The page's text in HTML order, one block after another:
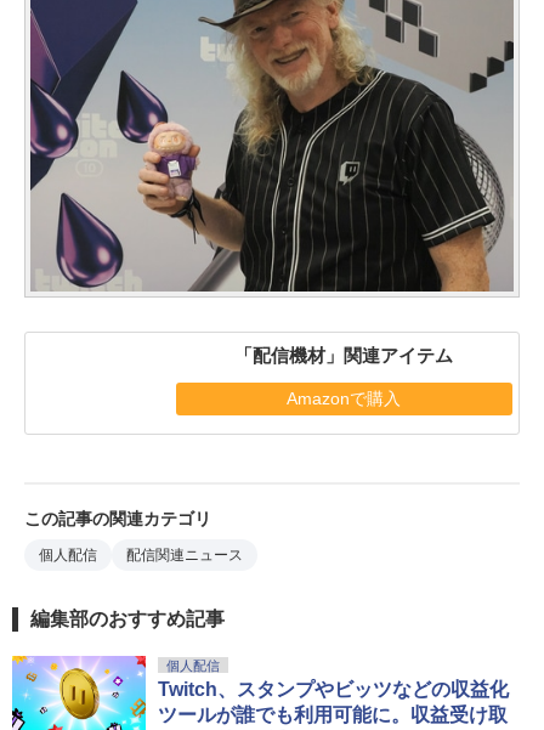
「配信機材」関連アイテム
Amazonで購入
この記事の関連カテゴリ
個人配信 配信関連ニュース
編集部のおすすめ記事
個人配信
Twitch、スタンプやビッツなどの収益化
ツールが誰でも利用可能に。収益受け取